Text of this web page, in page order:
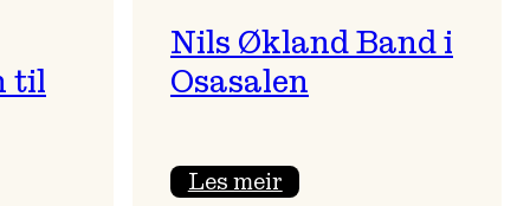
til
Nils Økland Band i
Osasalen
Les meir: